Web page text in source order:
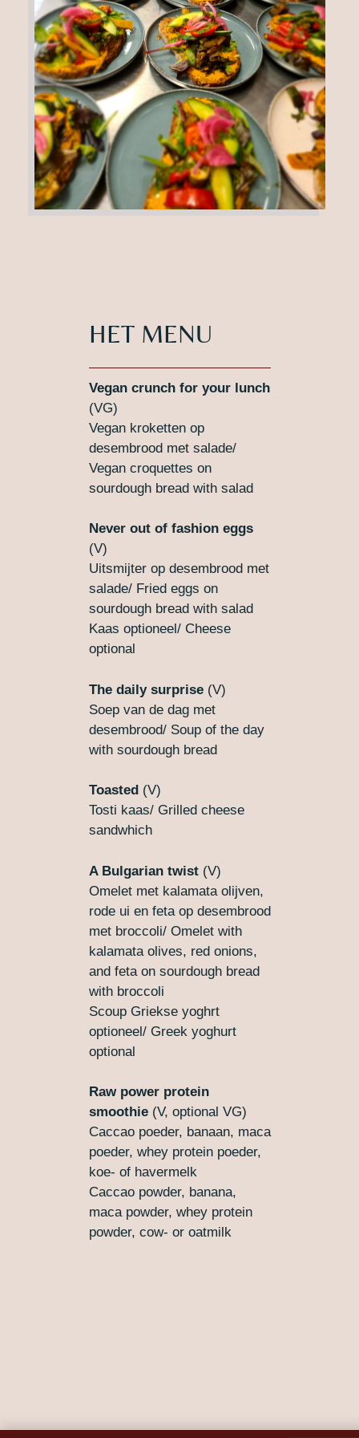
HET MENU
Vegan crunch for your lunch
(VG)
Vegan kroketten op
desembrood met salade/
Vegan croquettes on
sourdough bread with salad
Never out of fashion eggs
(V)
Uitsmijter op desembrood met
salade/ Fried eggs on
sourdough bread with salad
Kaas optioneel/ Cheese
optional
The daily surprise(V)
Soep van de dag met
desembrood/ Soup of the day
with sourdough bread
Toasted (V)
Tosti kaas/ Grilled cheese
sandwhich
A Bulgarian twist(V)
Omelet met kalamata olijven,
rode ui en feta op desembrood
met broccoli/ Omelet with
kalamata olives, red onions,
and feta on sourdough bread
with broccoli
Scoup Griekse yoghrt
optioneel/ Greek yoghurt
optional
Raw power protein
smoothie(V, optional VG)
Caccao poeder, banaan, maca
poeder, whey protein poeder,
koe- of havermelk
Caccao powder, banana,
maca powder, whey protein
powder, cow- or oatmilk